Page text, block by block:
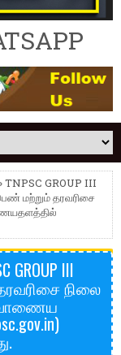
TNPSC GROUP III
மற்றும் தரவரிசை
GROUP III
நிலை